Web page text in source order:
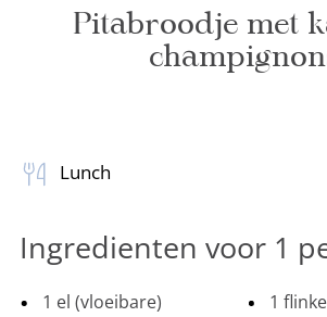
Pitabroodje met
Lunch
Ingredienten voor 1
1 el (vloeibare)
1